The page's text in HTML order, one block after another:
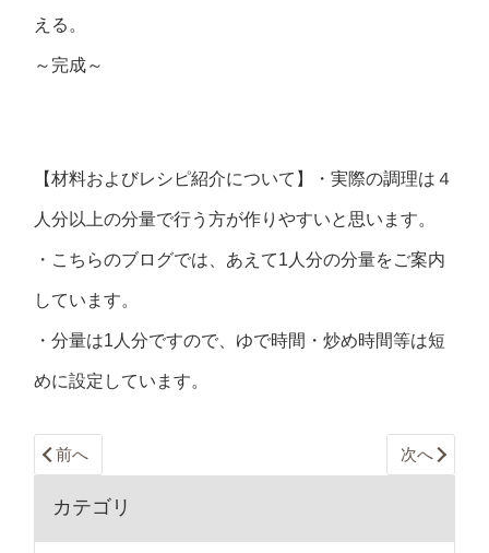
える。
～完成～
【材料およびレシピ紹介について】・実際の調理は４
人分以上の分量で行う方が作りやすいと思います。
・こちらのブログでは、あえて1人分の分量をご案内
しています。
・分量は1人分ですので、ゆで時間・炒め時間等は短
めに設定しています。
前へ 次へ
カテゴリ